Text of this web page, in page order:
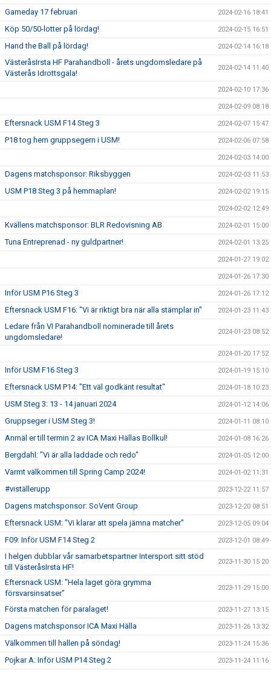
Gameday 17 februari 2024-02-16 18:41
Köp 50/50-lotter på lördag! 2024-02-15 16:51
Hand the Ball på lördag! 2024-02-14 16:18
VästeråsIrsta HF Parahandboll - årets ungdomsledare på
Västerås Idrottsgala!
2024-02-14 11:40
2024-02-10 17:36
2024-02-09 08:18
Eftersnack USM F14 Steg 3 2024-02-07 15:47
P18 tog hem gruppsegern i USM! 2024-02-06 07:58
2024-02-03 14:00
Dagens matchsponsor: Riksbyggen 2024-02-03 11:53
USM P18 Steg 3 på hemmaplan! 2024-02-02 19:15
2024-02-02 12:49
Kvällens matchsponsor: BLR Redovisning AB 2024-02-01 15:00
Tuna Entreprenad - ny guldpartner! 2024-02-01 13:25
2024-01-27 19:02
2024-01-26 17:30
Inför USM P16 Steg 3 2024-01-26 17:12
Eftersnack USM F16: "Vi är riktigt bra när alla stämplar in" 2024-01-23 11:43
Ledare från VI Parahandboll nominerade till årets
ungdomsledare!
2024-01-23 08:52
2024-01-20 17:52
Inför USM F16 Steg 3 2024-01-19 15:10
Eftersnack USM P14: "Ett väl godkänt resultat" 2024-01-18 10:23
USM Steg 3: 13 - 14 januari 2024 2024-01-12 14:06
Gruppseger i USM Steg 3! 2024-01-11 08:10
Anmäl er till termin 2 av ICA Maxi Hällas Bollkul! 2024-01-08 16:26
Bergdahl: "Vi är alla laddade och redo" 2024-01-05 12:00
Varmt välkommen till Spring Camp 2024! 2024-01-02 11:31
#viställerupp 2023-12-22 11:57
Dagens matchsponsor: SoVent Group 2023-12-20 08:51
Eftersnack USM: "Vi klarar att spela jämna matcher" 2023-12-05 09:04
F09: Inför USM F14 Steg 2 2023-12-01 08:49
I helgen dubblar vår samarbetspartner Intersport sitt stöd
till VästeråsIrsta HF!
2023-11-30 15:20
Eftersnack USM: "Hela laget göra grymma
försvarsinsatser"
2023-11-29 15:00
Första matchen för paralaget! 2023-11-27 13:15
Dagens matchsponsor ICA Maxi Hälla 2023-11-26 13:32
Välkommen till hallen på söndag! 2023-11-24 15:36
Pojkar A: Inför USM P14 Steg 2 2023-11-24 11:16